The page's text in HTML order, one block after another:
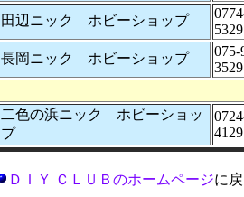
田辺ニック ホビーショップ
5329
長岡ニック ホビーショップ
075-
3529
二色の浜ニック ホビーショッ
プ
4129
ＤＩＹ ＣＬＵＢのホームページに